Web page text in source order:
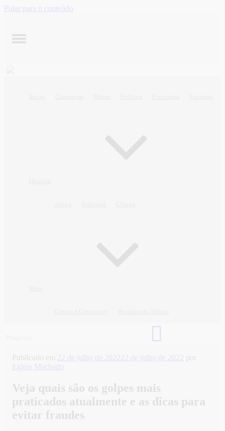
Pular para o conteúdo
Publicado em 22 de julho de 2022 22 de julho de 2022
por
Egleia Machado
Veja quais são os golpes mais
praticados atualmente e as dicas para
evitar fraudes